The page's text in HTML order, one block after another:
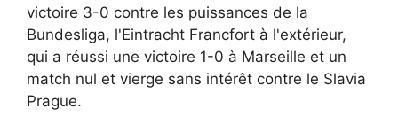
victoire 3-0 contre les puissances de la
Bundesliga, l'Eintracht Francfort à l'extérieur,
qui a réussi une victoire 1-0 à Marseille et un
match nul et vierge sans intérêt contre le Slavia
Prague.